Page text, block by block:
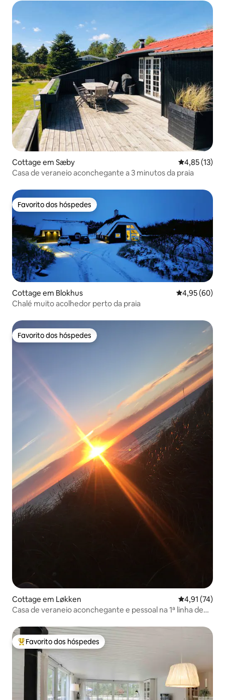
Cottage em Sæby Classificação
4,85 (13)
Casa de veraneio aconchegante a 3 minutos da praia
Favorito dos hóspedes
Favorito dos hóspedes
Cottage em Blokhus Classificação
4,95 (60)
Chalé muito acolhedor perto da praia
Favorito dos hóspedes
Favorito dos hóspedes
Cottage em Løkken Classificação
4,91 (74)
Casa de veraneio aconchegante e pessoal na 1ª linha de
Favoritos dos hóspedes mais apreciados
Favorito dos hóspedes